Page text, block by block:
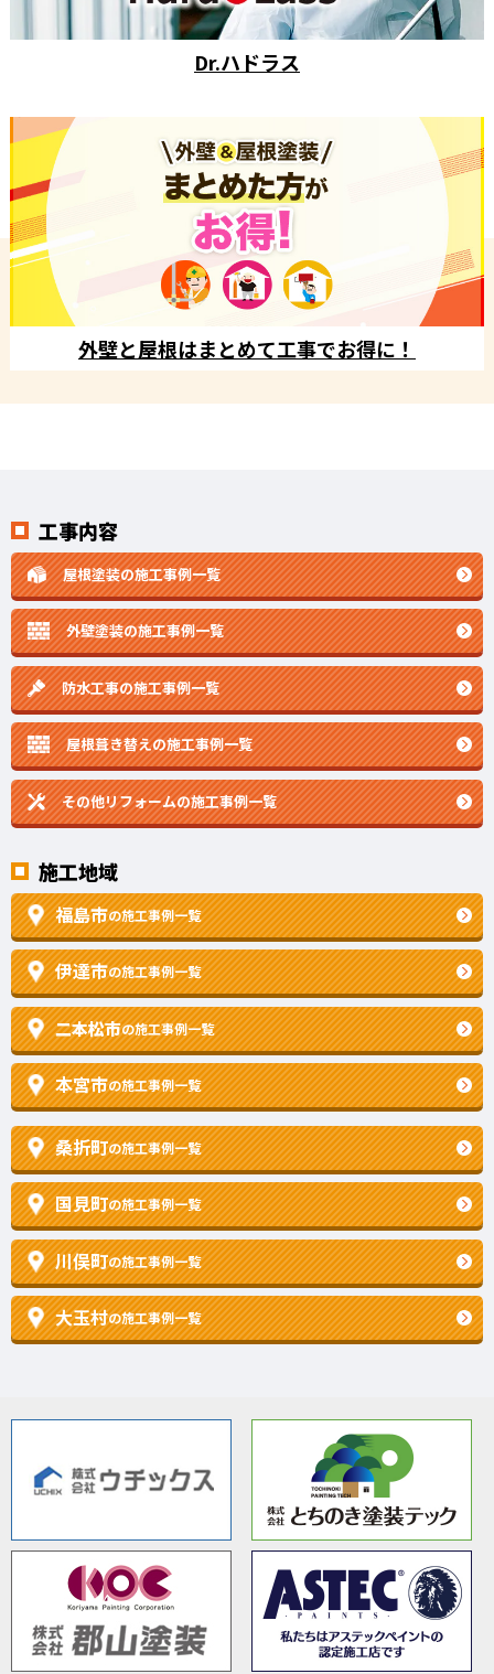
Dr.ハドラス
外壁と屋根はまとめて工事でお得に！
工事内容
屋根塗装の施工事例一覧
外壁塗装の施工事例一覧
防水工事の施工事例一覧
屋根葺き替えの施工事例一覧
その他リフォームの施工事例一覧
施工地域
福島市の施工事例一覧
伊達市の施工事例一覧
二本松市の施工事例一覧
本宮市の施工事例一覧
桑折町の施工事例一覧
国見町の施工事例一覧
川俣町の施工事例一覧
大玉村の施工事例一覧